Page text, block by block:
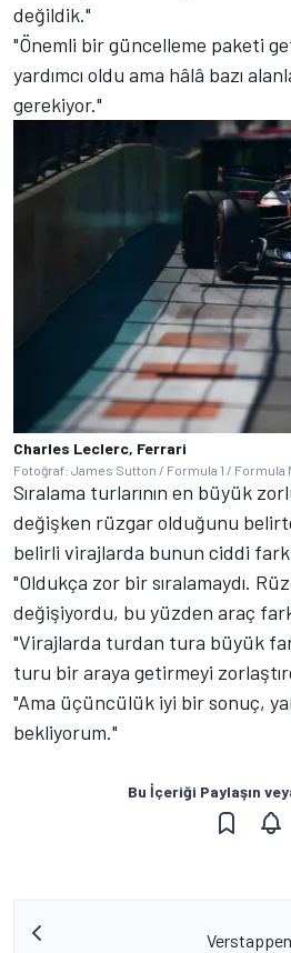
değildik."
"Önemli bir güncelleme paketi
yardımcı oldu ama hâlâ bazı
gerekiyor."
Charles Leclerc, Ferrari
Fotoğraf: James Sutton / Formula 1 /
Sıralama turlarının en büyük
değişken rüzgar olduğunu
belirli virajlarda bunun ciddi fark
"Oldukça zor bir sıralamaydı.
değişiyordu, bu yüzden araç
"Virajlarda turdan tura büyük
turu bir araya getirmeyi
"Ama üçüncülük iyi bir sonuç,
bekliyorum."
Bu İçeriği Paylaşın